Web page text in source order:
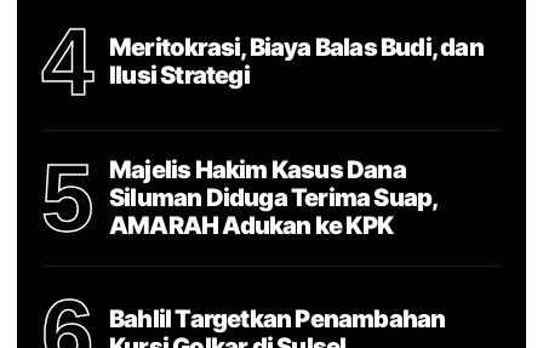
4
Meritokrasi, Biaya Balas Budi, dan
Ilusi Strategi
5
Majelis Hakim Kasus Dana
Siluman Diduga Terima Suap,
AMARAH Adukan ke KPK
Bahlil Targetkan Penambahan